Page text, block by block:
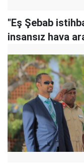
"Eş Şebab
insansız hava